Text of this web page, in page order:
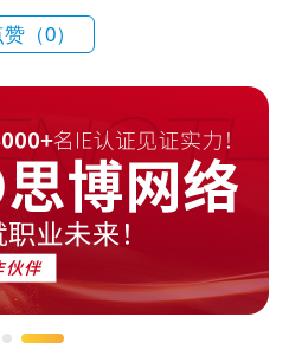
赞（0）